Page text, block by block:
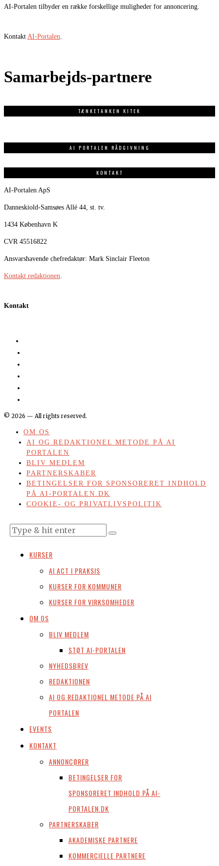
AI-Portalen tilbyder en række forskellige muligheder for annoncering.
Kontakt AI-Portalen
Samarbejds-partnere
TÆNKETANKEN KITEK
AI PORTALEN RÅDGIVNING
KONTAKT
AI-Portalen ApS
Danneskiold-Samsøes Allé 44, st. tv.
1434 København K
CVR 45516822
Ansvarshavende chefredaktør: Mark Sinclair Fleeton
Kontakt redaktionen.
Kontakt
© 2026 — All rights reserved.
OM OS
AI OG REDAKTIONEL METODE PÅ AI
PORTALEN
BLIV MEDLEM
PARTNERSKABER
BETINGELSER FOR SPONSORERET INDHOLD
PÅ AI-PORTALEN.DK
COOKIE- OG PRIVATLIVSPOLITIK
KURSER
AI ACT I PRAKSIS
KURSER FOR KOMMUNER
KURSER FOR VIRKSOMHEDER
OM OS
BLIV MEDLEM
STØT AI-PORTALEN
NYHEDSBREV
REDAKTIONEN
AI OG REDAKTIONEL METODE PÅ AI
PORTALEN
EVENTS
KONTAKT
ANNONCØRER
BETINGELSER FOR
SPONSORERET INDHOLD PÅ AI-
PORTALEN.DK
PARTNERSKABER
AKADEMISKE PARTNERE
KOMMERCIELLE PARTNERE